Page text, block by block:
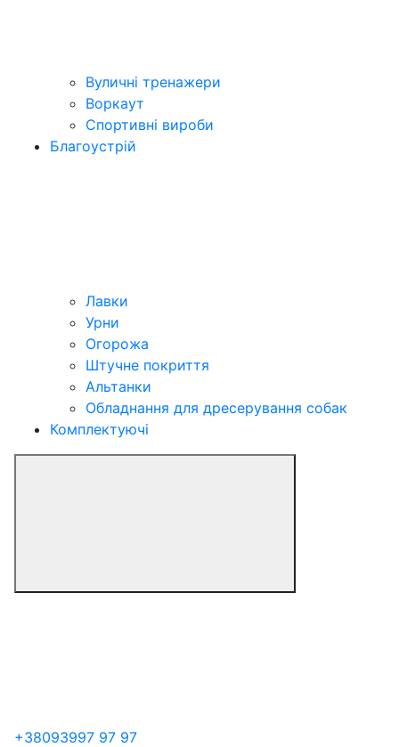
Вуличні тренажери
Воркаут
Спортивні вироби
Благоустрій
Лавки
Урни
Огорожа
Штучне покриття
Альтанки
Обладнання для дресерування собак
Комплектуючі
+38093997 97 97